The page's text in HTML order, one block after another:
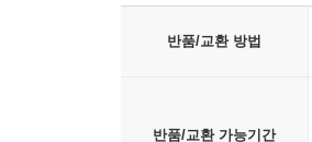
반품/교환 방법
반품/교환 가능기간